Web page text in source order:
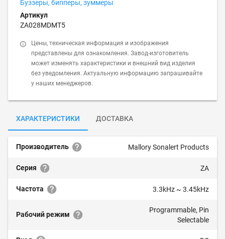
Буззеры, бипперы, зуммеры
Артикул
ZA028MDMT5
Цены, техническая информация и изображения
представлены для ознакомления. Завод-изготовитель
может изменять характеристики и внешний вид изделия
без уведомления. Актуальную информацию запрашивайте
у наших менеджеров.
ХАРАКТЕРИСТИКИ ДОСТАВКА
Производитель Mallory Sonalert Products
Серия ZA
Частота 3.3kHz ~ 3.45kHz
Рабочий режим
Programmable, Pin
Selectable